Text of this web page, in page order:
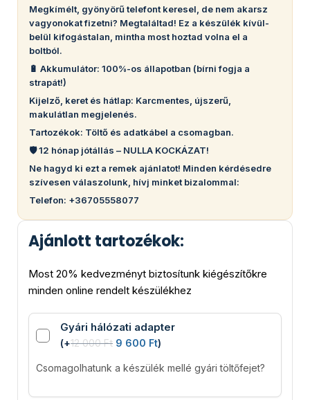
Megkímélt, gyönyörű telefont keresel, de nem akarsz
vagyonokat fizetni? Megtaláltad! Ez a készülék kívül-
belül kifogástalan, mintha most hoztad volna el a
boltból.
🔋 Akkumulátor: 100%-os állapotban (bírni fogja a
strapát!)
Kijelző, keret és hátlap: Karcmentes, újszerű,
makulátlan megjelenés.
Tartozékok: Töltő és adatkábel a csomagban.
🛡️ 12 hónap jótállás – NULLA KOCKÁZAT!
Ne hagyd ki ezt a remek ajánlatot! Minden kérdésedre
szívesen válaszolunk, hívj minket bizalommal:
Telefon: +36705558077
Ajánlott tartozékok:
Most 20% kedvezményt biztosítunk kiégészítőkre
minden online rendelt készülékhez
Gyári hálózati adapter
(+12 000Ft 9 600 Ft)
Csomagolhatunk a készülék mellé gyári töltőfejet?